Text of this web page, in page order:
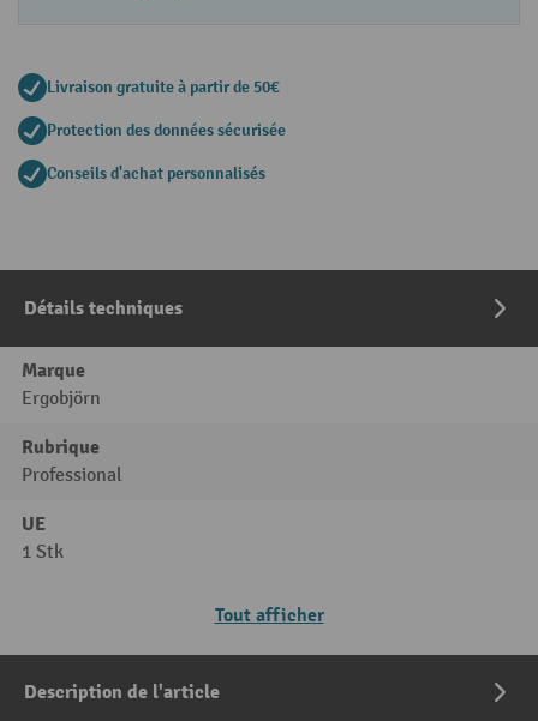
Livraison gratuite à partir de 50€
Protection des données sécurisée
Conseils d'achat personnalisés
Détails techniques
Marque
Ergobjörn
Rubrique
Professional
UE
1 Stk
Tout afficher
Description de l'article